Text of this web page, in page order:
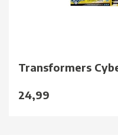
Transformers
24,99